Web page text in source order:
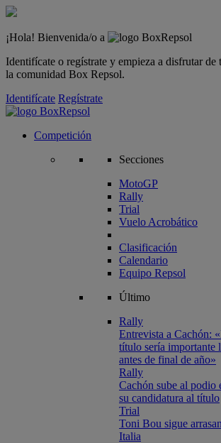
¡Hola! Bienvenida/o a
Identifícate o regístrate y empieza a disfrutar de
la comunidad Box Repsol.
Identifícate Regístrate
Competición
Secciones
MotoGP
Rally
Trial
Vuelo Acrobático
Clasificación
Calendario
Equipo Repsol
Último
Rally
Entrevista a Cachón:
título sería importante
antes de final de año»
Rally
Cachón sube al podio
su candidatura al título
Trial
Toni Bou sigue
Italia